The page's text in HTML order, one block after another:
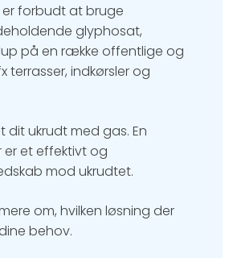
er forbudt at bruge
glyphosat,
på en række offentlige og
terrasser, indkørsler og
ukrudt med gas. En
et effektivt og
mod ukrudtet.​​
om, hvilken løsning der
behov.​